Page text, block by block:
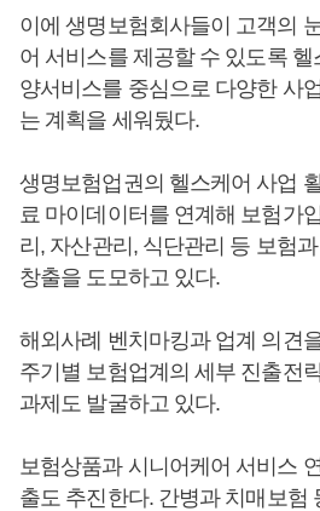
이에 생명보험회사들이 고객의
어 서비스를 제공할 수 있도록
양서비스를 중심으로 다양한 사
는 계획을 세워뒀다.
생명보험업권의 헬스케어 사업
료 마이데이터를 연계해 보험가
리, 자산관리, 식단관리 등 보험
창출을 도모하고 있다.
해외사례 벤치마킹과 업계 의견
주기별 보험업계의 세부 진출전
과제도 발굴하고 있다.
보험상품과 시니어케어 서비스
출도 추진한다. 간병과 치매보험